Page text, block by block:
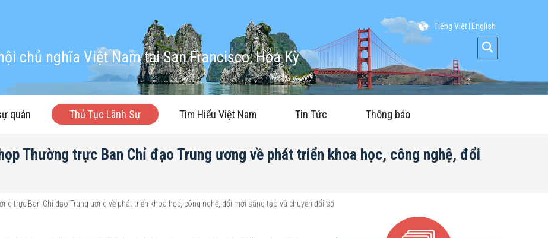
chủ nghĩa Việt Nam tại San Francisco, Hoa Kỳ
Tiếng Việt English
quán Thủ Tục Lãnh Sự Tìm Hiểu Việt Nam Tin Tức Thông báo
Thường trực Ban Chỉ đạo Trung ương về phát triển khoa học, công nghệ, đổi
trực Ban Chỉ đạo Trung ương về phát triển khoa học, công nghệ, đổi mới sáng tạo và chuyển đổi số